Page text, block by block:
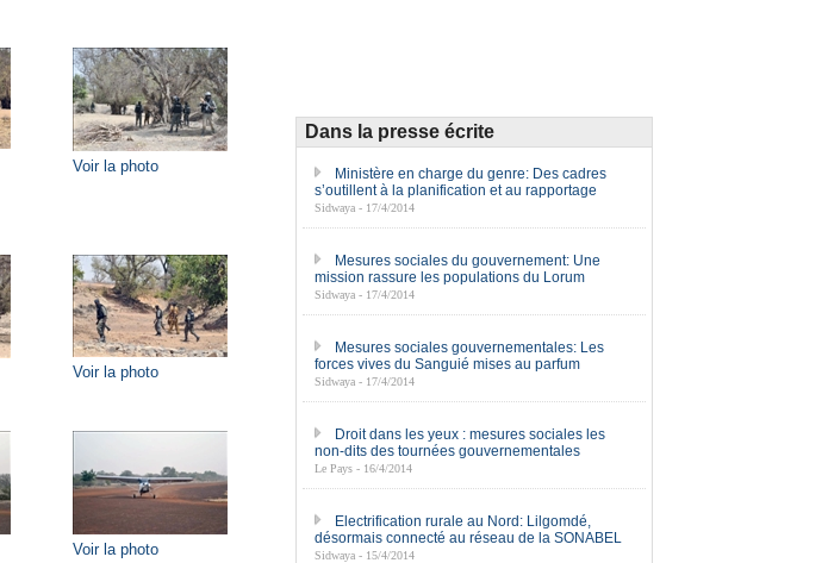
Dans la presse écrite
Ministère en charge du genre: Des cadres
s’outillent à la planification et au rapportage
Sidwaya - 17/4/2014
Mesures sociales du gouvernement: Une
mission rassure les populations du Lorum
Sidwaya - 17/4/2014
Mesures sociales gouvernementales: Les
forces vives du Sanguié mises au parfum
Sidwaya - 17/4/2014
Droit dans les yeux : mesures sociales les
non-dits des tournées gouvernementales
Le Pays - 16/4/2014
Electrification rurale au Nord: Lilgomdé,
désormais connecté au réseau de la SONABEL
Sidwaya - 15/4/2014
Voir la photo
Voir la photo
Voir la photo